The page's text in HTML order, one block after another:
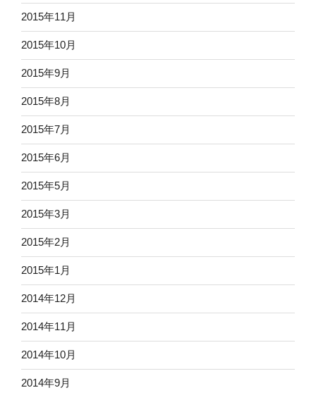
2015年11月
2015年10月
2015年9月
2015年8月
2015年7月
2015年6月
2015年5月
2015年3月
2015年2月
2015年1月
2014年12月
2014年11月
2014年10月
2014年9月